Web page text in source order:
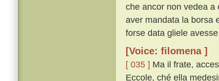
che ancor non vedea a
aver mandata la borsa
forse data gliele
[Voice: filomena ]
[ 035 ] Ma il frate,
Eccole, ché ella